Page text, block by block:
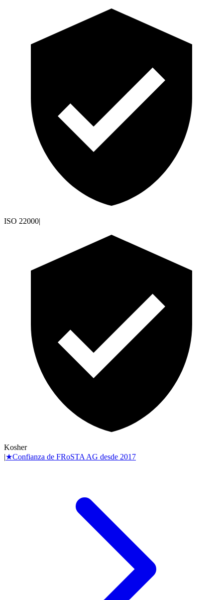
ISO 22000|
Kosher
|★Confianza de FRoSTA AG desde 2017